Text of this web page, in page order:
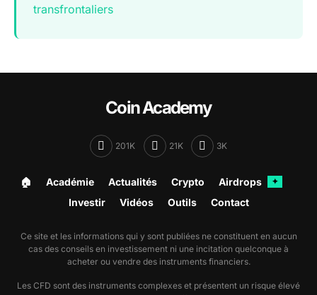
transfrontaliers
Coin Academy
201K 21K 3K
🏠︎ Académie Actualités Crypto Airdrops ✦
Investir Vidéos Outils Contact
Ce site et les informations qui y sont publiées ne constituent en aucun
cas des conseils en investissement ni une incitation quelconque à
acheter ou vendre des instruments financiers.
Les CFD sont des instruments complexes et présentent un risque élevé